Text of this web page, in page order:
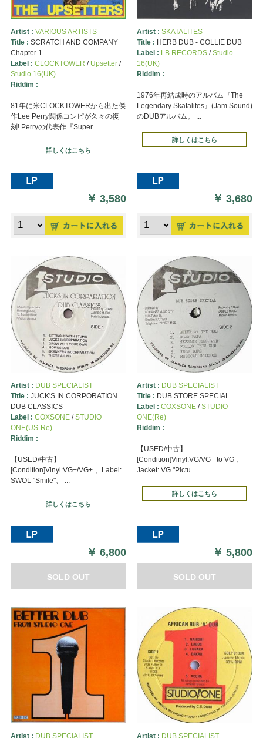
Artist : VARIOUS ARTISTS
Title : SCRATCH AND COMPANY
Chapter 1
Label : CLOCKTOWER / Upsetter/
Studio 16(UK)
Riddim :
81年に米CLOCKTOWERから出た傑
作Lee Perry関係コンピが久々の復
刻! Perryの代表作『Super ...
詳しくはこちら
￥3,580
Artist : SKATALITES
Title : HERB DUB - COLLIE DUB
Label : LB RECORDS/Studio
16(UK)
Riddim :
1976年再結成時のアルバム『The
Legendary Skatalites』(Jam Sound)
のDUBアルバム。 ...
詳しくはこちら
￥3,680
Artist : DUB SPECIALIST
Title : JUCK'S IN CORPORATION
DUB CLASSICS
Label : COXSONE/STUDIO
ONE(US-Re)
Riddim :
【USED/中古】
[Condition]Vinyl:VG+/VG+ 、Label:
SWOL "Smile"、 ...
詳しくはこちら
￥6,800
SOLD OUT
Artist : DUB SPECIALIST
Title : DUB STORE SPECIAL
Label : COXSONE/STUDIO
ONE(Re)
Riddim :
【USED/中古】
[Condition]Vinyl:VG/VG+ to VG 、
Jacket: VG "Pictu ...
詳しくはこちら
￥5,800
SOLD OUT
Artist : DUB SPECIALIST Artist : DUB SPECIALIST